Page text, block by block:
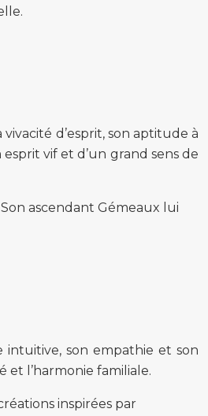
d’esprit, son aptitude à
vif et d’un grand sens de
ascendant Gémeaux lui
intuitive, son empathie et son
et l’harmonie familiale.
inspirées par